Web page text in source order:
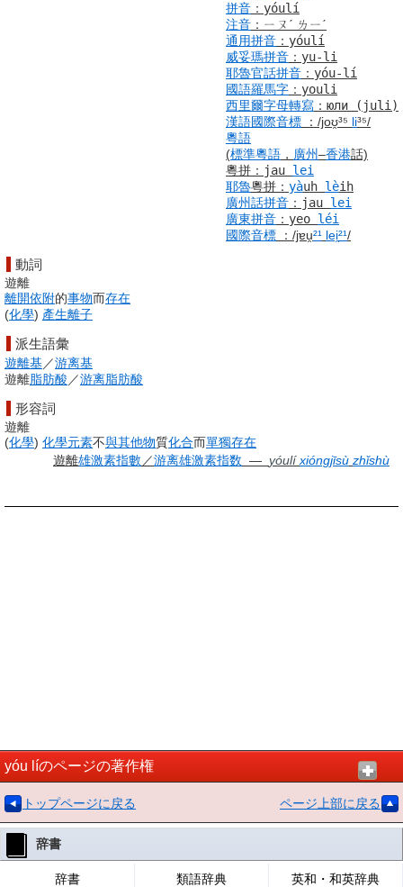
拼音 ： yóulí
注音 ： ㄧㄡˊ ㄌㄧˊ
通用拼音 ： yóulí
威妥瑪拼音 ： yu-li
耶魯官話拼音 ： yóu-lí
國語羅馬字 ： youli
西里爾字母轉寫 ： юли
(juli)
漢語國際音標 ： /joʊ̯³⁵ li³⁵/
粵語
(標準粵語 ， 廣州–香港話)
粵拼 ： jau lei
耶魯粵拼 ： yàuh lèih
廣州話拼音 ： jau lei
廣東拼音 ： yeo léi
國際音標
： /jɐu̯²¹ lei²¹/
動詞
遊離
離開依附的事物而存在
(化學) 產生離子
派生語彙
遊離基／游离基
遊離脂肪酸 ／游离脂肪酸
形容詞
遊離
(化學) 化學元素不與其他物質化合而單獨存在
遊離雄激素指數／游离雄激素指数 ― yóulí xióngjīsù zhǐshù
yóu líのページの著作権
トップページに戻る ページ上部に戻る
辞書
辞書 類語辞典 英和・和英辞典